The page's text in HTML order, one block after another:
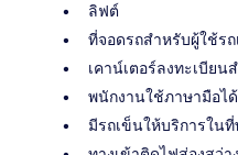
ลิฟต์
ที่จอดรถสำหรับผู้ใช้ร
เคาน์เตอร์ลงทะเบียน
พนักงานใช้ภาษามือได้
มีรถเข็นให้บริการใน